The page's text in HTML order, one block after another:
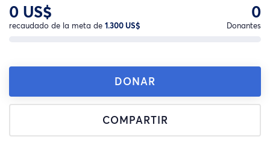
0 US$
recaudado de la meta de 1.300 US$
0
Donantes
DONAR
COMPARTIR